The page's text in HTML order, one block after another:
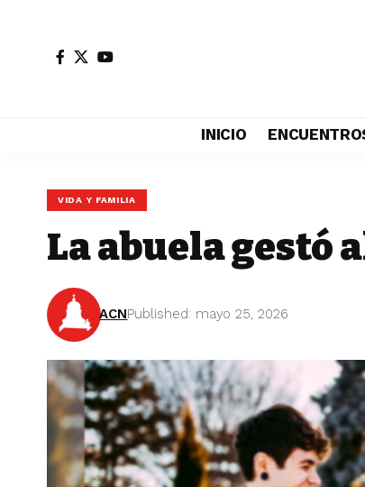
INICIO
VIDA Y FAMILIA
La abuela gestó
ACNPublished: mayo 25, 2026